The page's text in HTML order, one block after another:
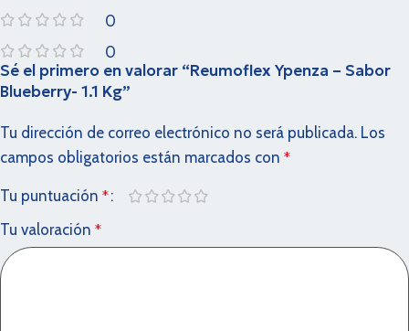
0
0
Sé el primero en valorar “Reumoflex Ypenza – Sabor
Blueberry- 1.1 Kg”
Tu dirección de correo electrónico no será publicada. Los
campos obligatorios están marcados con *
Tu puntuación *
Tu valoración *